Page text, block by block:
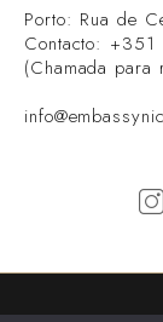
Porto: Rua de
Contacto:
(Chamada para